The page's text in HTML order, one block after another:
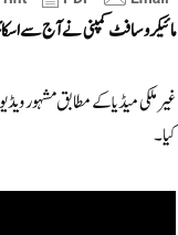
مائیکرو سافٹ کمپنی نے آج سے اسکائپ کو 22 سال کی طویل سروس کے بعد بند کرنے
غیر ملکی میڈیا کے مطابق مشہور
کیا۔